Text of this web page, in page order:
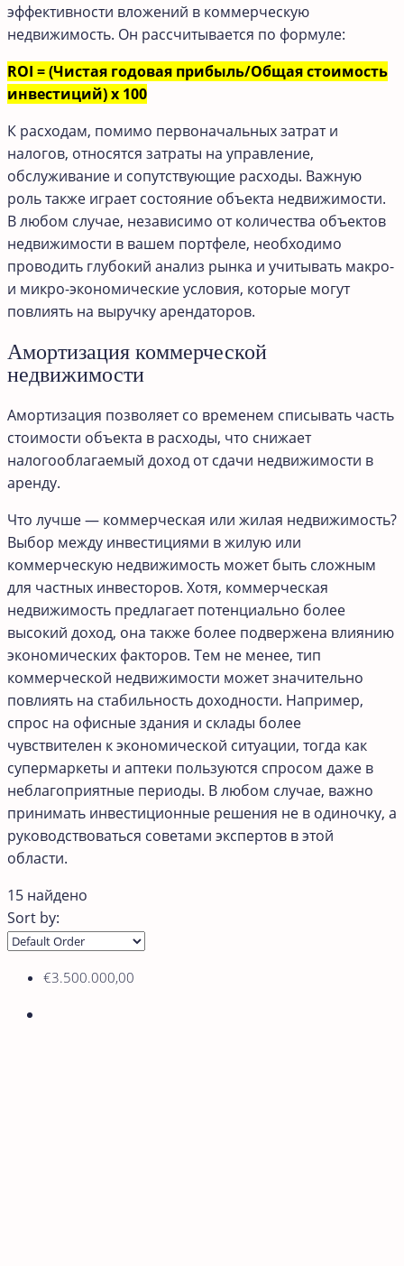
эффективности вложений в коммерческую
недвижимость. Он рассчитывается по формуле:
ROI = (Чистая годовая прибыль/Общая стоимость
инвестиций) x 100
К расходам, помимо первоначальных затрат и
налогов, относятся затраты на управление,
обслуживание и сопутствующие расходы. Важную
роль также играет состояние объекта недвижимости.
В любом случае, независимо от количества объектов
недвижимости в вашем портфеле, необходимо
проводить глубокий анализ рынка и учитывать макро-
и микро-экономические условия, которые могут
повлиять на выручку арендаторов.
Амортизация коммерческой
недвижимости
Амортизация позволяет со временем списывать часть
стоимости объекта в расходы, что снижает
налогооблагаемый доход от сдачи недвижимости в
аренду.
Что лучше — коммерческая или жилая недвижимость?
Выбор между инвестициями в жилую или
коммерческую недвижимость может быть сложным
для частных инвесторов. Хотя, коммерческая
недвижимость предлагает потенциально более
высокий доход, она также более подвержена влиянию
экономических факторов. Тем не менее, тип
коммерческой недвижимости может значительно
повлиять на стабильность доходности. Например,
спрос на офисные здания и склады более
чувствителен к экономической ситуации, тогда как
супермаркеты и аптеки пользуются спросом даже в
неблагоприятные периоды. В любом случае, важно
принимать инвестиционные решения не в одиночку, а
руководствоваться советами экспертов в этой
области.
15 найдено
Sort by:
€3.500.000,00